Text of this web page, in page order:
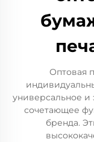
Оптовая
универсальное и
сочетающее
бренда.